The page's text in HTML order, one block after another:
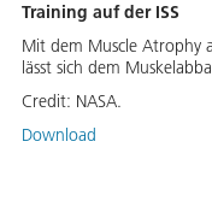
Training auf der ISS
Mit dem Muscle Atrophy
lässt sich dem
Credit: NASA.
Download